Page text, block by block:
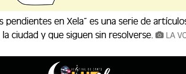
de manera urgente la presencia de los
Medicina de Hombres, cama 10, del c
de manera urgente la presencia de
de Medicina de Hombres, cama 10,